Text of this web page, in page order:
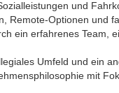
und
Remote-Optionen und
ein erfahrenes Team,
Umfeld und ein
mit